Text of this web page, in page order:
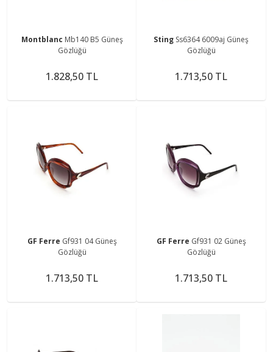
Montblanc Mb140 B5 Güneş
Gözlüğü
1.828,50 TL
Sting Ss6364 6009aj Güneş
Gözlüğü
1.713,50 TL
GF Ferre Gf931 04 Güneş
Gözlüğü
1.713,50 TL
GF Ferre Gf931 02 Güneş
Gözlüğü
1.713,50 TL